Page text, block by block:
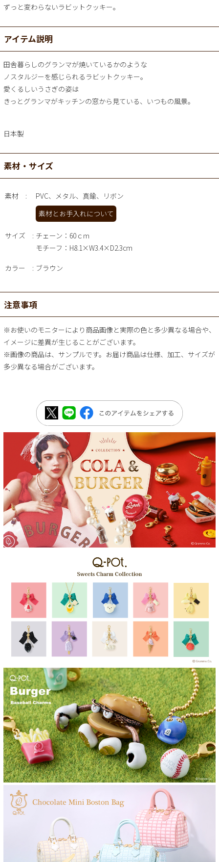
ずっと変わらないラビットクッキー。
アイテム説明
田舎暮らしのグランマが焼いているかのような
ノスタルジーを感じられるラビットクッキー。
愛くるしいうさぎの姿は
きっとグランマがキッチンの窓から見ている、いつもの風景。
日本製
素材・サイズ
素材
PVC、メタル、真鍮、リボン
素材とお手入れについて
サイズ
チェーン：60ｃｍ
モチーフ：H8.1×W3.4×D2.3cm
カラー ブラウン
注意事項
※お使いのモニターにより商品画像と実際の色と多少異なる場合や、
イメージに差異が生じることがございます。
※画像の商品は、サンプルです。お届け商品は仕様、加工、サイズが
多少異なる場合がございます。